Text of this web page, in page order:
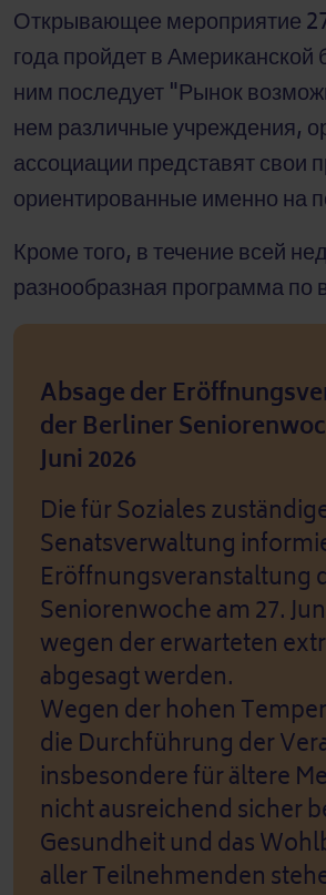
Открывающее мероприятие
года пройдет в Американской
ним последует "Рынок
нем различные учреждения,
ассоциации представят свои
ориентированные именно на
Кроме того, в течение всей
разнообразная программа по
Absage der
der Berliner
Juni 2026
Die für Soziales
Senatsverwaltung
Eröffnungsveranstaltung
Seniorenwoche am 27.
wegen der erwarteten
abgesagt werden.
Wegen der hohen
die Durchführung der
insbesondere für ältere
nicht ausreichend sicher
Gesundheit und das
aller Teilnehmenden